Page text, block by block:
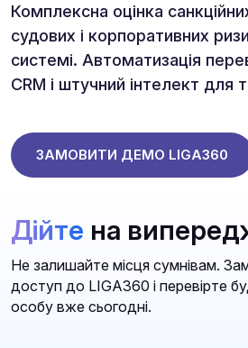
Комплексна оцінка
судових і корпоративних
системі. Автоматизація
CRM і штучний інтелект для
ЗАМОВИТИ ДЕМО LIGA360
Дійте на
Не залишайте місця сумнівам.
доступ до LIGA360 і перевірте
особу вже сьогодні.